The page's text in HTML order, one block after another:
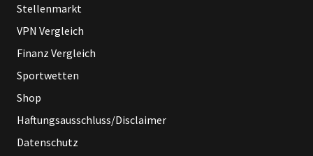
Stellenmarkt
VPN Vergleich
Finanz Vergleich
Sportwetten
Shop
Haftungsausschluss/Disclaimer
Datenschutz